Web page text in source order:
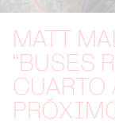
MATT
“BUSES
CUARTO